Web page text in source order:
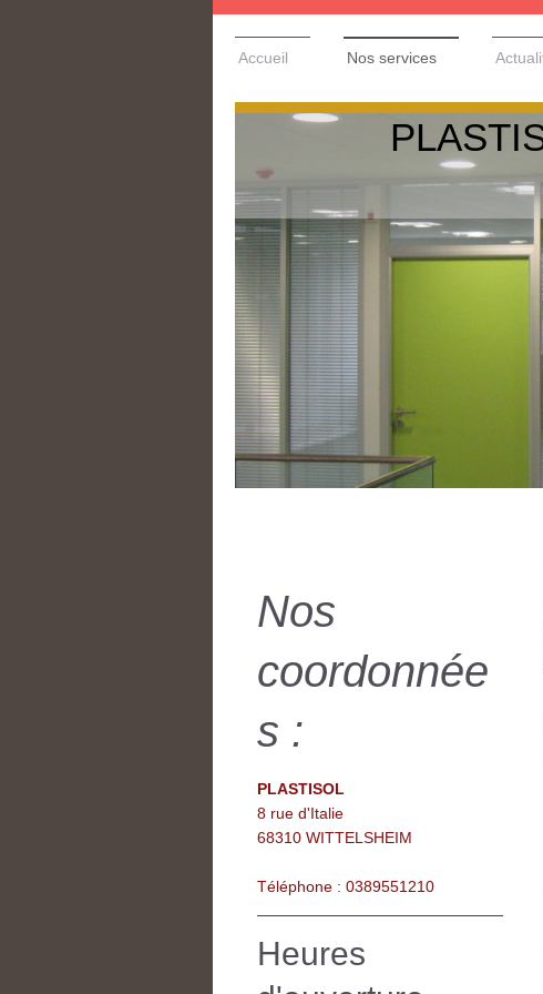
Accueil Nos services
Nos
coordonnée
s :
PLASTISOL
8 rue d'Italie
68310 WITTELSHEIM
Téléphone : 0389551210
Heures